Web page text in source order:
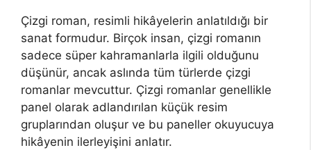
Çizgi roman, resimli hikâyelerin anlatıldığı bir
sanat formudur. Birçok insan, çizgi romanın
sadece süper kahramanlarla ilgili olduğunu
düşünür, ancak aslında tüm türlerde çizgi
romanlar mevcuttur. Çizgi romanlar genellikle
panel olarak adlandırılan küçük resim
gruplarından oluşur ve bu paneller okuyucuya
hikâyenin ilerleyişini anlatır.